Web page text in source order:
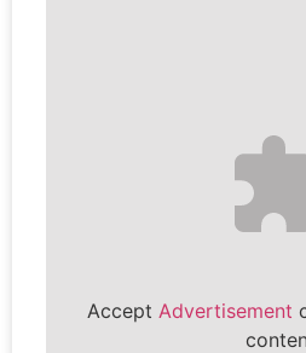
Accept Advertisement